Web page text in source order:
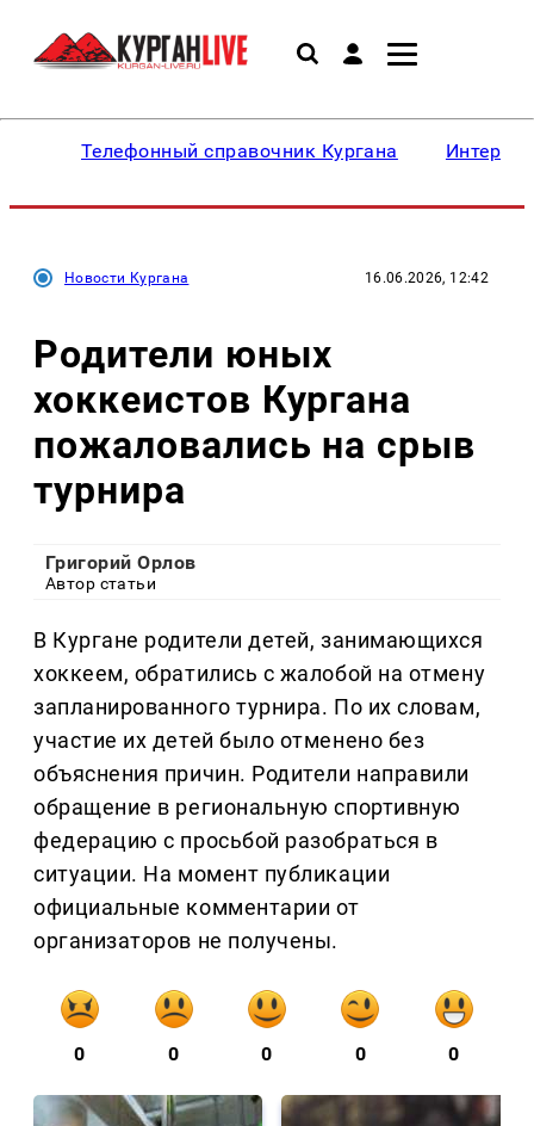
Телефонный справочник Кургана
Новости Кургана 16.06.2026, 12:42
Родители юных
хоккеистов Кургана
пожаловались на срыв
турнира
Григорий Орлов
Автор статьи
В Кургане родители детей, занимающихся
хоккеем, обратились с жалобой на отмену
запланированного турнира. По их словам,
участие их детей было отменено без
объяснения причин. Родители направили
обращение в региональную спортивную
федерацию с просьбой разобраться в
ситуации. На момент публикации
официальные комментарии от
организаторов не получены.
0 0 0 0 0